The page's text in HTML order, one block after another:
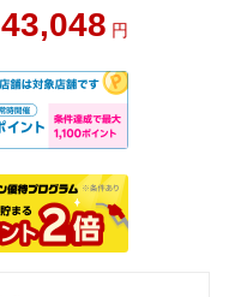
43,048 円